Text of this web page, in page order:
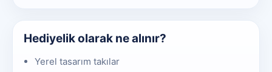
Hediyelik olarak ne alınır?
Yerel tasarım takılar